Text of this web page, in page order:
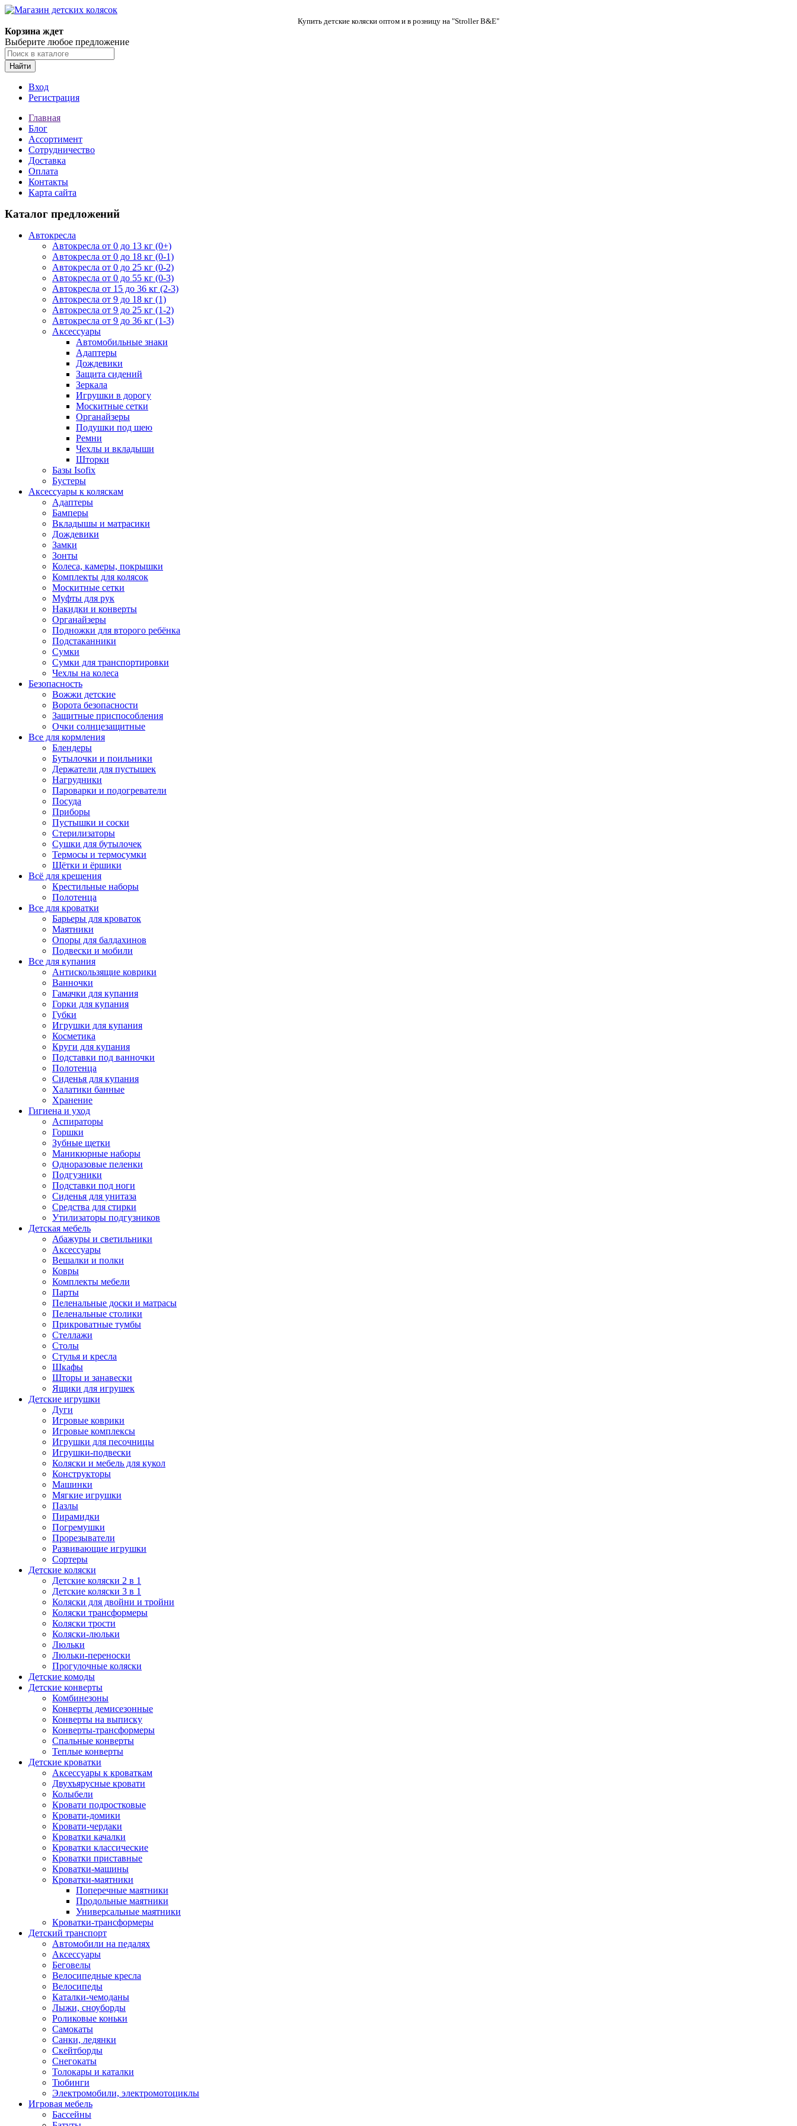
Купить детские коляски оптом и в розницу на "Stroller B&E"
Корзина ждет
Выберите любое предложение
Найти
Вход
Регистрация
Главная
Блог
Ассортимент
Сотрудничество
Доставка
Оплата
Контакты
Карта сайта
Каталог предложений
Автокресла
Автокресла от 0 до 13 кг (0+)
Автокресла от 0 до 18 кг (0-1)
Автокресла от 0 до 25 кг (0-2)
Автокресла от 0 до 55 кг (0-3)
Автокресла от 15 до 36 кг (2-3)
Автокресла от 9 до 18 кг (1)
Автокресла от 9 до 25 кг (1-2)
Автокресла от 9 до 36 кг (1-3)
Аксессуары
Автомобильные знаки
Адаптеры
Дождевики
Защита сидений
Зеркала
Игрушки в дорогу
Москитные сетки
Органайзеры
Подушки под шею
Ремни
Чехлы и вкладыши
Шторки
Базы Isofix
Бустеры
Аксессуары к коляскам
Адаптеры
Бамперы
Вкладышы и матрасики
Дождевики
Замки
Зонты
Колеса, камеры, покрышки
Комплекты для колясок
Москитные сетки
Муфты для рук
Накидки и конверты
Органайзеры
Подножки для второго ребёнка
Подстаканники
Сумки
Сумки для транспортировки
Чехлы на колеса
Безопасность
Вожжи детские
Ворота безопасности
Защитные приспособления
Очки солнцезащитные
Все для кормления
Блендеры
Бутылочки и поильники
Держатели для пустышек
Нагрудники
Пароварки и подогреватели
Посуда
Приборы
Пустышки и соски
Стерилизаторы
Сушки для бутылочек
Термосы и термосумки
Щётки и ёршики
Всё для крещения
Крестильные наборы
Полотенца
Все для кроватки
Барьеры для кроваток
Маятники
Опоры для балдахинов
Подвески и мобили
Все для купания
Антискользящие коврики
Ванночки
Гамачки для купания
Горки для купания
Губки
Игрушки для купания
Косметика
Круги для купания
Подставки под ванночки
Полотенца
Сиденья для купания
Халатики банные
Хранение
Гигиена и уход
Аспираторы
Горшки
Зубные щетки
Маникюрные наборы
Одноразовые пеленки
Подгузники
Подставки под ноги
Сиденья для унитаза
Средства для стирки
Утилизаторы подгузников
Детская мебель
Абажуры и светильники
Аксессуары
Вешалки и полки
Ковры
Комплекты мебели
Парты
Пеленальные доски и матрасы
Пеленальные столики
Прикроватные тумбы
Стеллажи
Столы
Стулья и кресла
Шкафы
Шторы и занавески
Ящики для игрушек
Детские игрушки
Дуги
Игровые коврики
Игровые комплексы
Игрушки для песочницы
Игрушки-подвески
Коляски и мебель для кукол
Конструкторы
Машинки
Мягкие игрушки
Пазлы
Пирамидки
Погремушки
Прорезыватели
Развивающие игрушки
Сортеры
Детские коляски
Детские коляски 2 в 1
Детские коляски 3 в 1
Коляски для двойни и тройни
Коляски трансформеры
Коляски трости
Коляски-люльки
Люльки
Люльки-переноски
Прогулочные коляски
Детские комоды
Детские конверты
Комбинезоны
Конверты демисезонные
Конверты на выписку
Конверты-трансформеры
Спальные конверты
Теплые конверты
Детские кроватки
Аксессуары к кроваткам
Двухъярусные кровати
Колыбели
Кровати подростковые
Кровати-домики
Кровати-чердаки
Кроватки качалки
Кроватки классические
Кроватки приставные
Кроватки-машины
Кроватки-маятники
Поперечные маятники
Продольные маятники
Универсальные маятники
Кроватки-трансформеры
Детский транспорт
Автомобили на педалях
Аксессуары
Беговелы
Велосипедные кресла
Велосипеды
Каталки-чемоданы
Лыжи, сноуборды
Роликовые коньки
Самокаты
Санки, ледянки
Скейтборды
Снегокаты
Толокары и каталки
Тюбинги
Электромобили, электромотоциклы
Игровая мебель
Бассейны